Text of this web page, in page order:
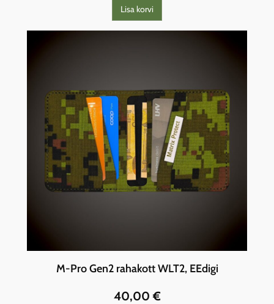
Lisa korvi
M-Pro Gen2 rahakott WLT2, EEdigi
40,00€